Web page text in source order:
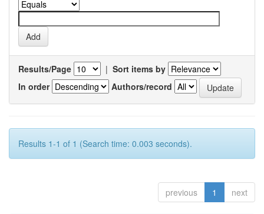
Results/Page | Sort items by
In order
Authors/record
Results 1-1 of 1 (Search time: 0.003 seconds).
previous 1 next